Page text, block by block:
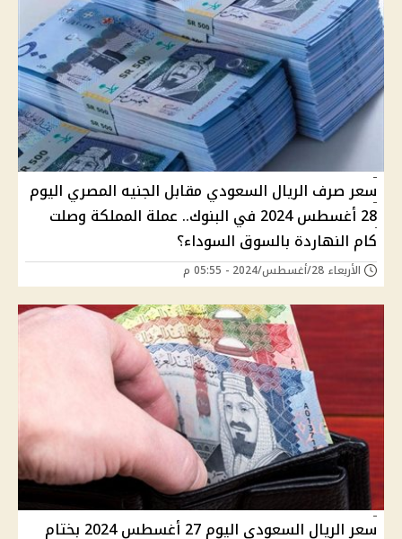
سعر صرف الريال السعودي مقابل الجنيه المصري اليوم
28 أغسطس 2024 في البنوك.. عملة المملكة وصلت
كام النهاردة بالسوق السوداء؟
الأربعاء 28/أغسطس/2024 - 05:55 م
سعر الريال السعودي اليوم 27 أغسطس 2024 بختام